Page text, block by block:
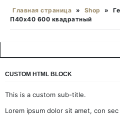
Главная страница » Shop »
П40х40 600 квадратный
CUSTOM HTML BLOCK
This is a custom sub-title.
Lorem ipsum dolor sit amet, con